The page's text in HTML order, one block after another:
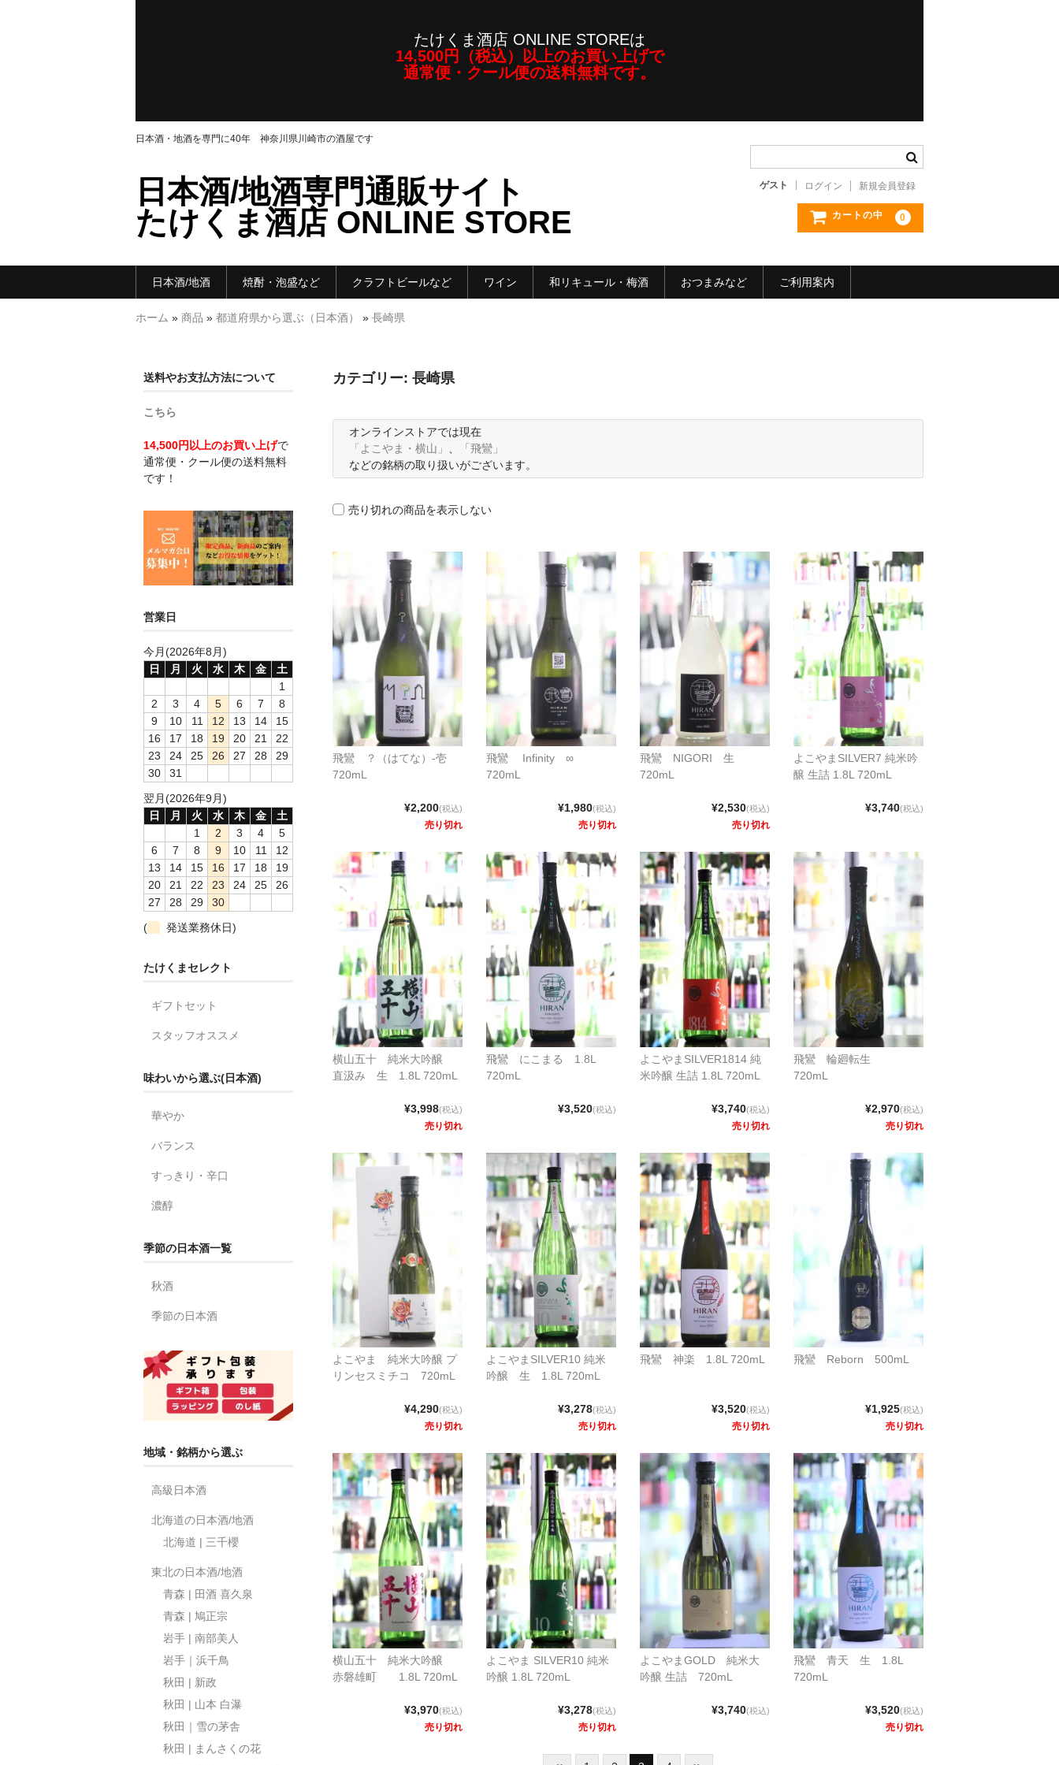
たけくま酒店 ONLINE STOREは
14,500円（税込）以上のお買い上げで
通常便・クール便の送料無料です。
日本酒・地酒を専門に40年 神奈川県川崎市の酒屋です
日本酒/地酒専門通販サイト
たけくま酒店 ONLINE STORE
ゲスト ログイン 新規会員登録
カートの中 0
日本酒/地酒 焼酎・泡盛など クラフトビールなど ワイン 和リキュール・梅酒 おつまみなど ご利用案内
ホーム » 商品 » 都道府県から選ぶ（日本酒） » 長崎県
カテゴリー: 長崎県
オンラインストアでは現在
「よこやま・横山」
「飛鸞」
などの銘柄の取り扱いがございます。
売り切れの商品を表示しない
飛鸞 ？（はてな）-壱
720mL
¥2,200(税込)
売り切れ
飛鸞 Infinity ∞
720mL
¥1,980(税込)
売り切れ
飛鸞 NIGORI 生
720mL
¥2,530(税込)
売り切れ
よこやまSILVER7 純米吟
醸 生詰 1.8L 720mL
¥3,740(税込)
横山五十 純米大吟醸
直汲み 生 1.8L 720mL
¥3,998(税込)
売り切れ
飛鸞 にこまる 1.8L
720mL
¥3,520(税込)
よこやまSILVER1814 純
米吟醸 生詰 1.8L 720mL
¥3,740(税込)
売り切れ
飛鸞 輪廻転生
720mL
¥2,970(税込)
売り切れ
よこやま 純米大吟醸 プ
リンセスミチコ 720mL
¥4,290(税込)
売り切れ
よこやまSILVER10 純米
吟醸 生 1.8L 720mL
¥3,278(税込)
売り切れ
飛鸞 神楽 1.8L 720mL
¥3,520(税込)
売り切れ
飛鸞 Reborn 500mL
¥1,925(税込)
売り切れ
横山五十 純米大吟醸
赤磐雄町 1.8L 720mL
¥3,970(税込)
売り切れ
よこやま SILVER10 純米
吟醸 1.8L 720mL
¥3,278(税込)
売り切れ
よこやまGOLD 純米大
吟醸 生詰 720mL
¥3,740(税込)
飛鸞 青天 生 1.8L
720mL
¥3,520(税込)
売り切れ
送料やお支払方法について
こちら
14,500円以上のお買い上げで
通常便・クール便の送料無料
です！
営業日
今月(2026年8月)
日
月 火 水 木 金
土
1
2
3 4 5 6 7
8
9
10 11 12 13 14
15
16
17 18 19 20 21
22
23
24 25 26 27 28
29
30
31
翌月(2026年9月)
日
月 火 水 木 金
土
1
2 3 4
5
6
7 8 9 10 11
12
13
14 15 16 17 18
19
20
21 22 23 24 25
26
27
28 29
30
(
発送業務休日)
たけくまセレクト
ギフトセット
スタッフオススメ
味わいから選ぶ(日本酒)
華やか
バランス
すっきり・辛口
濃醇
季節の日本酒一覧
秋酒
季節の日本酒
地域・銘柄から選ぶ
高級日本酒
北海道の日本酒/地酒
北海道 | 三千櫻
東北の日本酒/地酒
青森 | 田酒 喜久泉
青森 | 鳩正宗
岩手 | 南部美人
岩手｜浜千鳥
秋田 | 新政
秋田 | 山本 白瀑
秋田｜雪の茅舎
秋田 | まんさくの花